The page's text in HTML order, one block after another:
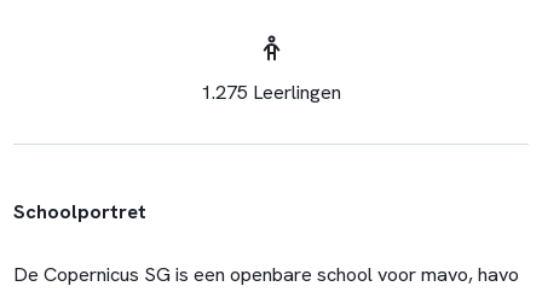
1.275 Leerlingen
Schoolportret
De Copernicus SG is een openbare school voor mavo, havo